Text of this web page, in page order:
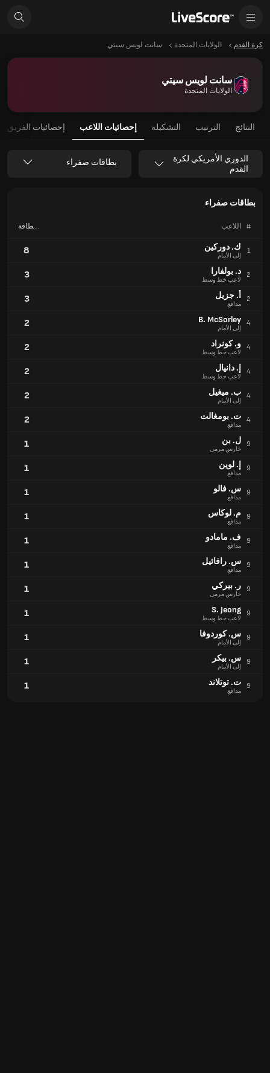
كرة القدم الولايات المتحدة سانت لويس سيتي
سانت لويس سيتي
الولايات المتحدة
النتائج الترتيب التشكيلة إحصائيات اللاعب إحصائيات الفريق
الدوري الأمريكي لكرة
القدم
بطاقات صفراء
بطاقات صفراء
# اللاعب
بطاقة
1
ك. دوركين
إلى الأمام 8
2 د. بولفارا
لاعب خط وسط 3
2 أ. جزيل
مدافع 3
4
B. McSorley
إلى الأمام 2
4 و. كونراد
لاعب خط وسط 2
4 إ. دانيال
لاعب خط وسط 2
4 ب. ميغيل
إلى الأمام 2
4 ت. بومغالت
مدافع 2
9 ل. بن
حارس مرمى 1
9 إ. لوين
مدافع 1
9 س. فالو
مدافع 1
9 م. لوكاس
مدافع 1
9 ف. مامادو
مدافع 1
9 س. رافائيل
مدافع 1
9 ر. بيركي
حارس مرمى 1
9
S. Jeong
لاعب خط وسط 1
9 س. كوردوفا
إلى الأمام 1
9 س. بيكر
إلى الأمام 1
9 ت. توتلاند
مدافع 1